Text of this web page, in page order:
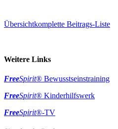
Übersichtkomplette Beitrags-Liste
Weitere Links
FreeSpirit® Bewusstseinstraining
FreeSpirit® Kinderhilfswerk
FreeSpirit®-TV